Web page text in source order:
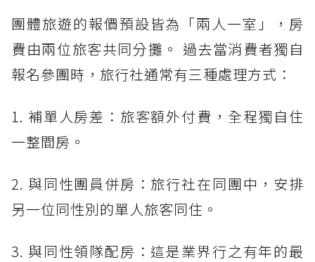
團體旅遊的報價預設皆為「兩人一室」，房
費由兩位旅客共同分攤。 過去當消費者獨自
報名參團時，旅行社通常有三種處理方式：
1. 補單人房差：旅客額外付費，全程獨自住
一整間房。
2. 與同性團員併房：旅行社在同團中，安排
另一位同性別的單人旅客同住。
3. 與同性領隊配房：這是業界行之有年的最